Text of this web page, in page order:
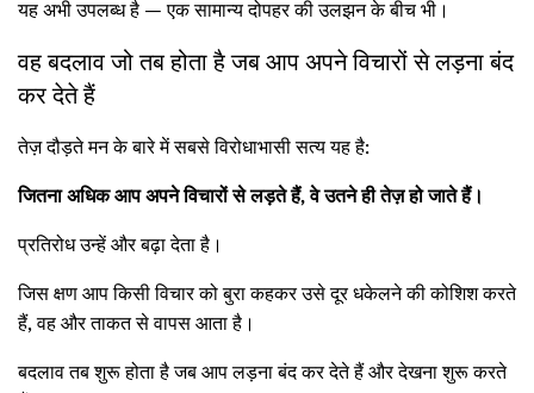
यह अभी उपलब्ध है — एक सामान्य दोपहर की उलझन के बीच भी।
वह बदलाव जो तब होता है जब आप अपने विचारों से लड़ना बंद
कर देते हैं
तेज़ दौड़ते मन के बारे में सबसे विरोधाभासी सत्य यह है:
जितना अधिक आप अपने विचारों से लड़ते हैं, वे उतने ही तेज़ हो जाते हैं।
प्रतिरोध उन्हें और बढ़ा देता है।
जिस क्षण आप किसी विचार को बुरा कहकर उसे दूर धकेलने की कोशिश करते
हैं, वह और ताकत से वापस आता है।
बदलाव तब शुरू होता है जब आप लड़ना बंद कर देते हैं और देखना शुरू करते